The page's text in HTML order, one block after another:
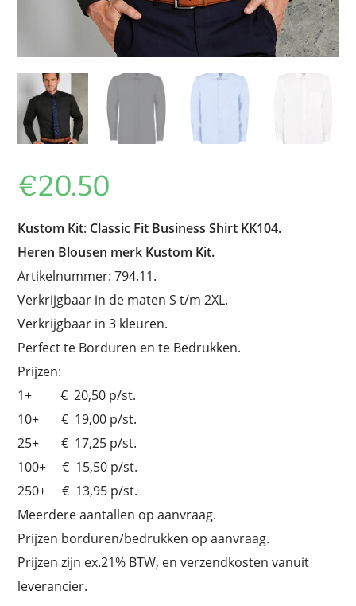
€20.50
Kustom Kit: Classic Fit Business Shirt KK104.
Heren Blousen merk Kustom Kit.
Artikelnummer: 794.11.
Verkrijgbaar in de maten S t/m 2XL.
Verkrijgbaar in 3 kleuren.
Perfect te Borduren en te Bedrukken.
Prijzen:
1+ € 20,50 p/st.
10+ € 19,00 p/st.
25+ € 17,25 p/st.
100+ € 15,50 p/st.
250+ € 13,95 p/st.
Meerdere aantallen op aanvraag.
Prijzen borduren/bedrukken op aanvraag.
Prijzen zijn ex.21% BTW, en verzendkosten vanuit
leverancier.